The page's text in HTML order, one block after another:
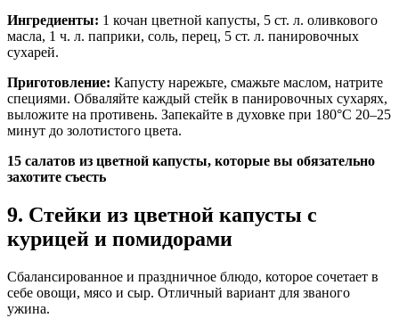
Ингредиенты: 1 кочан цветной капусты, 5 ст. л. оливкового
масла, 1 ч. л. паприки, соль, перец, 5 ст. л. панировочных
сухарей.
Приготовление: Капусту нарежьте, смажьте маслом, натрите
специями. Обваляйте каждый стейк в панировочных сухарях,
выложите на противень. Запекайте в духовке при 180°C 20–25
минут до золотистого цвета.
15 салатов из цветной капусты, которые вы обязательно
захотите съесть
9. Стейки из цветной капусты с
курицей и помидорами
Сбалансированное и праздничное блюдо, которое сочетает в
себе овощи, мясо и сыр. Отличный вариант для званого
ужина.